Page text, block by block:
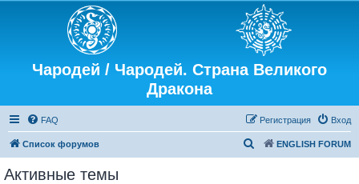
Чародей / Чародей. Страна Великого
Дракона
FAQ Вход
Регистрация
Список форумов ENGLISH FORUM
Активные темы